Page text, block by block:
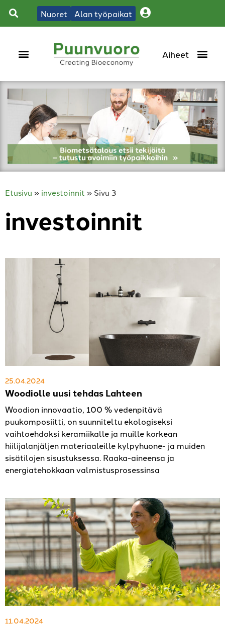
Nuoret Alan työpaikat
Etusivu » investoinnit » Sivu 3
investoinnit
Woodiolle uusi tehdas Lahteen
25.04.2024
Woodion innovaatio, 100 % vedenpitävä
puukomposiitti, on suunniteltu ekologiseksi
vaihtoehdoksi keramiikalle ja muille korkean
hiilijalanjäljen materiaaleille kylpyhuone- ja muiden
sisätilojen sisustuksessa. Raaka-aineensa ja
energiatehokkaan valmistusprosessinsa
11.04.2024